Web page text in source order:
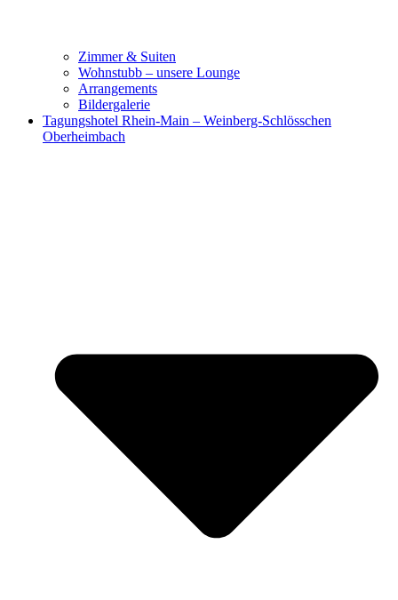
Zimmer & Suiten
Wohnstubb – unsere Lounge
Arrangements
Bildergalerie
Tagungshotel Rhein-Main – Weinberg-Schlösschen
Oberheimbach